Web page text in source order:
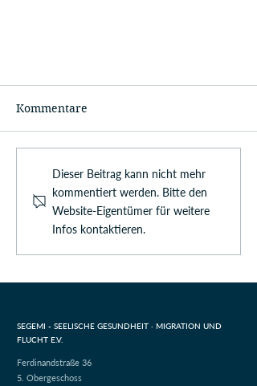
Kommentare
Dieser Beitrag kann nicht mehr
kommentiert werden. Bitte den
Website-Eigentümer für weitere
Infos kontaktieren.
SEGEMI - SEELISCHE GESUNDHEIT · MIGRATION UND
FLUCHT E.V.
Ferdinandstraße 36
5. Obergeschoss